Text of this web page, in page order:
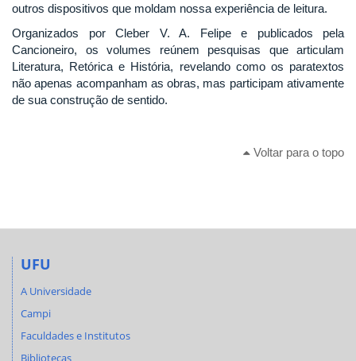
outros dispositivos que moldam nossa experiência de leitura.
Organizados por Cleber V. A. Felipe e publicados pela
Cancioneiro, os volumes reúnem pesquisas que articulam
Literatura, Retórica e História, revelando como os paratextos
não apenas acompanham as obras, mas participam ativamente
de sua construção de sentido.
Voltar para o topo
UFU
A Universidade
Campi
Faculdades e Institutos
Bibliotecas